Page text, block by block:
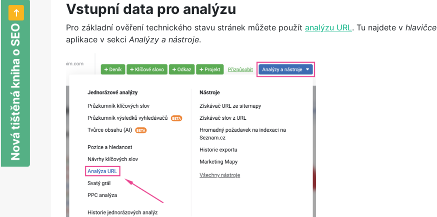
Nová tištěná kniha o SEO
Vstupní data pro analýzu
Pro základní ověření technického stavu stránek můžete použít analýzu URL. Tu najdete v hlavičce
aplikace v sekci Analýzy a nástroje.